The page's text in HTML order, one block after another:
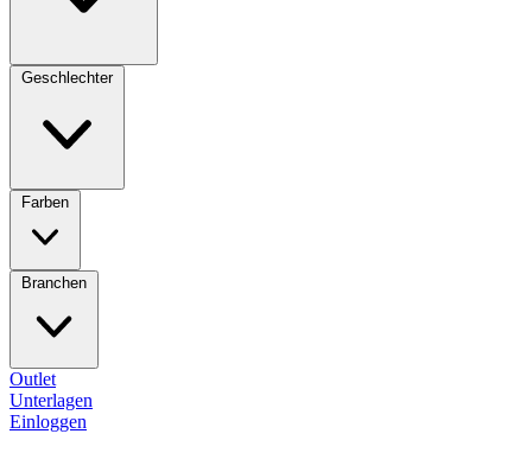
Geschlechter
Farben
Branchen
Outlet
Unterlagen
Einloggen